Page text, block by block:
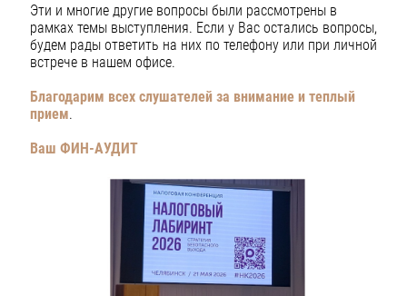
Эти и многие другие вопросы были рассмотрены в
рамках темы выступления. Если у Вас остались вопросы,
будем рады ответить на них по телефону или при личной
встрече в нашем офисе.
Благодарим всех слушателей за внимание и теплый
прием.
Ваш ФИН-АУДИТ